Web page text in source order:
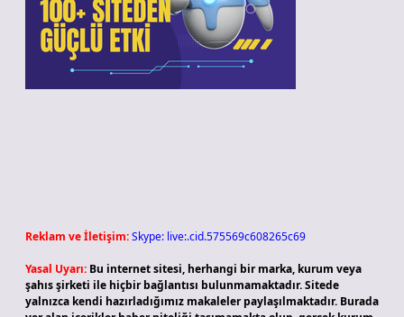
Reklam ve İletişim:Skype: live:.cid.575569c608265c69
Yasal Uyarı: Bu internet sitesi, herhangi bir marka, kurum veya
şahıs şirketi ile hiçbir bağlantısı bulunmamaktadır. Sitede
yalnızca kendi hazırladığımız makaleler paylaşılmaktadır. Burada